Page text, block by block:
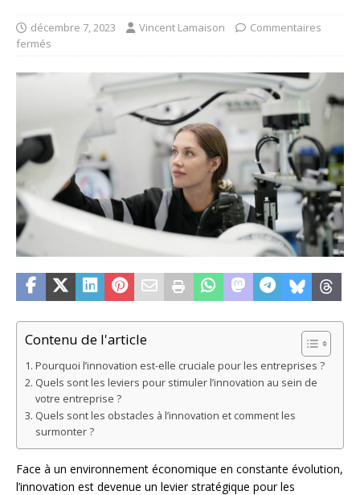
décembre 7, 2023 Vincent Lamaison
Commentaires
fermés
Contenu de l'article
Pourquoi l’innovation est-elle cruciale pour les entreprises ?
Quels sont les leviers pour stimuler l’innovation au sein de
votre entreprise ?
Quels sont les obstacles à l’innovation et comment les
surmonter ?
Face à un environnement économique en constante évolution,
l’innovation est devenue un levier stratégique pour les